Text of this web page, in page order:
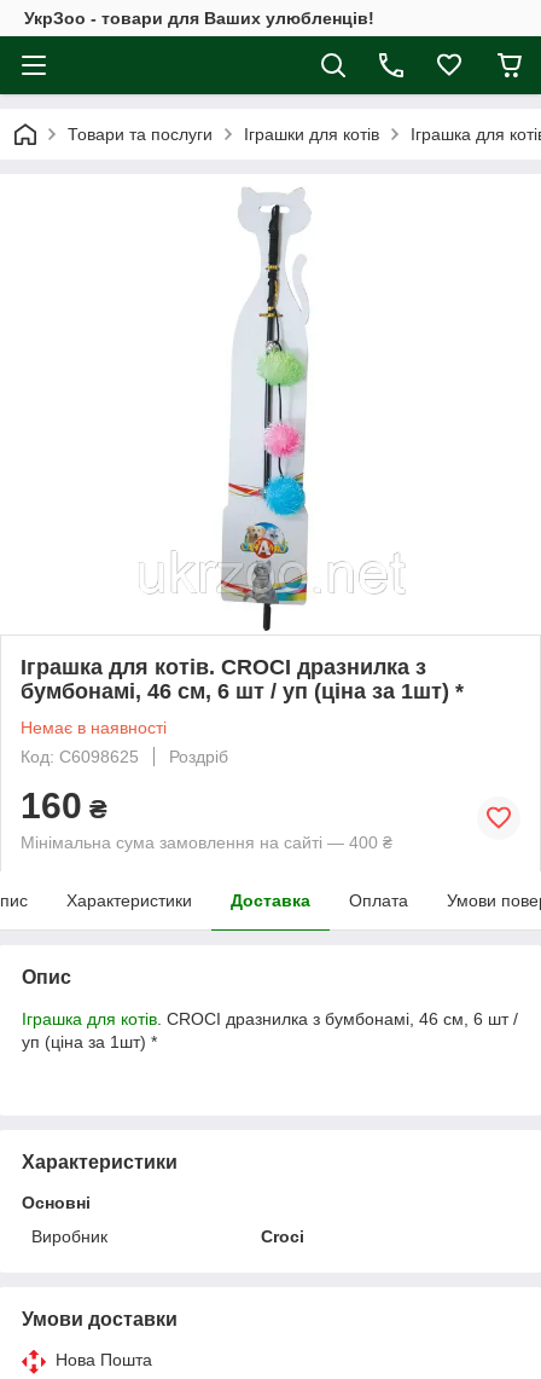
УкрЗоо - товари для Ваших улюбленців!
Товари та послуги Іграшки для котів Іграшка для
Іграшка для котів. CROCI дразнилка з
бумбонамі, 46 см, 6 шт / уп (ціна за 1шт) *
Немає в наявності
Код: C6098625
Роздріб
160 ₴
Мінімальна сума замовлення на сайті — 400 ₴
Характеристики Доставка Оплата Умови
Опис
Іграшка для котів . CROCI дразнилка з бумбонамі, 46 см, 6 шт /
уп (ціна за 1шт) *
Характеристики
Основні
Виробник
Croci
Умови доставки
Нова Пошта